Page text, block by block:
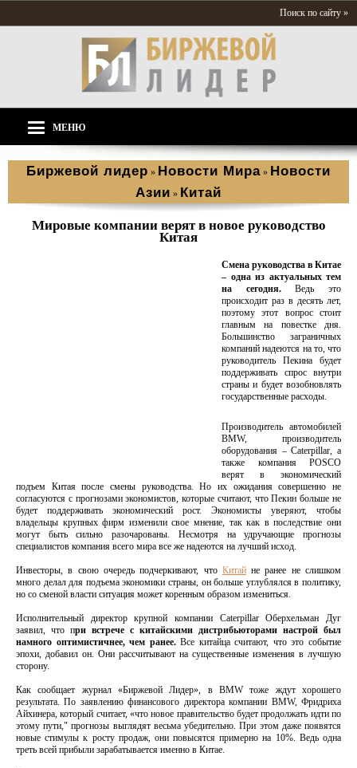
Поиск по сайту »
МЕНЮ
Биржевой лидер » Новости Мира » Новости
Азии » Китай
Мировые компании верят в новое руководство
Китая
Смена руководства в Китае
– одна из актуальных тем
на сегодня.Ведь это
происходит раз в десять лет,
поэтому этот вопрос стоит
главным на повестке дня.
Большинство заграничных
компаний надеются на то, что
руководитель Пекина будет
поддерживать спрос внутри
страны и будет возобновлять
государственные расходы.
Производитель автомобилей
BMW, производитель
оборудования – Caterpillar, а
также компания POSCO
верят в экономический
подъем Китая после смены руководства. Но их ожидания совершенно не
согласуются с прогнозами экономистов, которые считают, что Пекин больше не
будет поддерживать экономический рост. Экономисты уверяют, чтобы
владельцы крупных фирм изменили свое мнение, так как в последствие они
могут быть сильно разочарованы. Несмотря на удручающие прогнозы
специалистов компания всего мира все же надеются на лучший исход.
Инвесторы, в свою очередь подчеркивают, что Китайне ранее не слишком
много делал для подъема экономики страны, он больше углублялся в политику,
но со сменой власти ситуация может коренным образом измениться.
Исполнительный директор крупной компании Caterpillar Оберхельман Дуг
заявил, что при встрече с китайскими дистрибьюторами настрой был
намного оптимистичнее, чем ранее.Все китайца считают, что это событие
эпохи, добавил он. Они рассчитывают на существенные изменения в лучшую
сторону.
Как сообщает журнал «Биржевой Лидер», в BMW тоже ждут хорошего
результата. По заявлению финансового директора компании BMW, Фридриха
Айхинера, который считает, «что новое правительство будет продолжать идти по
этому пути," прогнозы выглядят весьма убедительно. При этом даже появятся
новые стимулы к росту продаж, они повысятся примерно на 10%. Ведь одна
треть всей прибыли зарабатывается именно в Китае.